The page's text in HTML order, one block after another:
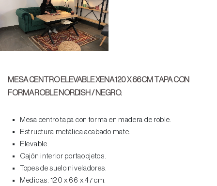
MESA CENTRO ELEVABLE XENA 120 X 66 CM TAPA CON
FORMA ROBLE NORDISH / NEGRO.
Mesa centro tapa con forma en madera de roble.
Estructura metálica acabado mate.
Elevable.
Cajón interior portaobjetos.
Topes de suelo niveladores.
Medidas: 120 x 66 x 47 cm.